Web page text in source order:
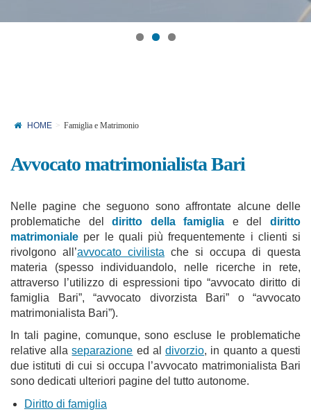
HOME Famiglia e Matrimonio
Avvocato matrimonialista Bari
Nelle pagine che seguono sono affrontate alcune delle
problematiche deldiritto della famiglia e deldiritto
matrimoniale per le quali più frequentemente i clienti si
rivolgono all’avvocato civilista che si occupa di questa
materia (spesso individuandolo, nelle ricerche in rete,
attraverso l’utilizzo di espressioni tipo “avvocato diritto di
famiglia Bari”, “avvocato divorzista Bari” o “avvocato
matrimonialista Bari”).
In tali pagine, comunque, sono escluse le problematiche
relative allaseparazione ed aldivorzio, in quanto a questi
due istituti di cui si occupa l’avvocato matrimonialista Bari
sono dedicati ulteriori pagine del tutto autonome.
Diritto di famiglia